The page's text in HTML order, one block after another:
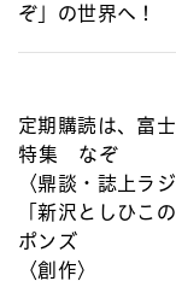
ぞ」の世界へ！
定期購読は、富
特集 なぞ
〈鼎談・誌上ラジ
「新沢としひ
ポンズ
〈創作〉